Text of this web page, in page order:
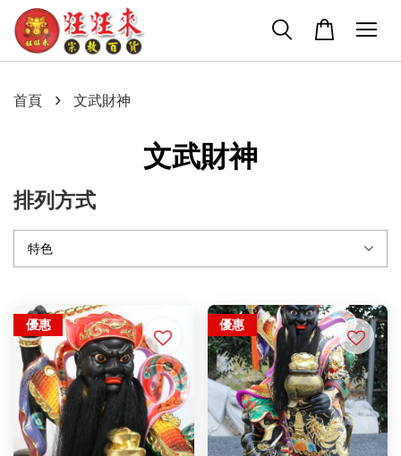
首頁 › 文武財神
文武財神
排列方式
優惠 優惠